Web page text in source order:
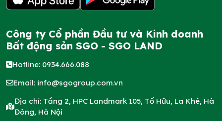
Công ty Cổ phần Đầu tư và Kinh doanh
Bất động sản SGO - SGO LAND
Hotline: 0934.666.088
Email: info@sgogroup.com.vn
Địa chỉ: Tầng 2, HPC Landmark 105, Tố Hữu, La Khê, Hà
Đông, Hà Nội